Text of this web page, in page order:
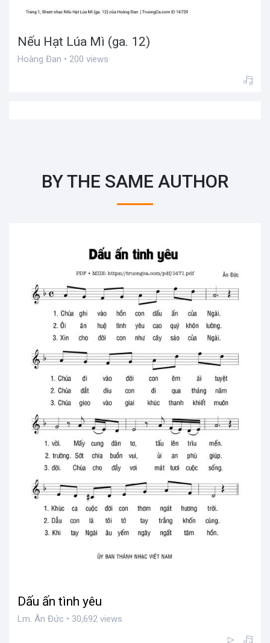
Nếu Hạt Lúa Mì (ga. 12)
Hoàng Đan • 200 views
BY THE SAME AUTHOR
Dấu ấn tình yêu
Lm. Ân Đức • 30,692 views